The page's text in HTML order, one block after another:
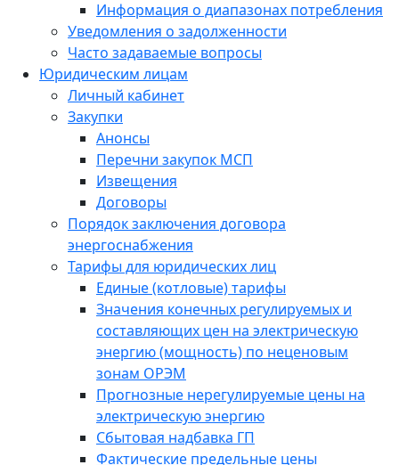
Информация о диапазонах потребления
Уведомления о задолженности
Часто задаваемые вопросы
Юридическим лицам
Личный кабинет
Закупки
Анонсы
Перечни закупок МСП
Извещения
Договоры
Порядок заключения договора
энергоснабжения
Тарифы для юридических лиц
Единые (котловые) тарифы
Значения конечных регулируемых и
составляющих цен на электрическую
энергию (мощность) по неценовым
зонам ОРЭМ
Прогнозные нерегулируемые цены на
электрическую энергию
Сбытовая надбавка ГП
Фактические предельные цены